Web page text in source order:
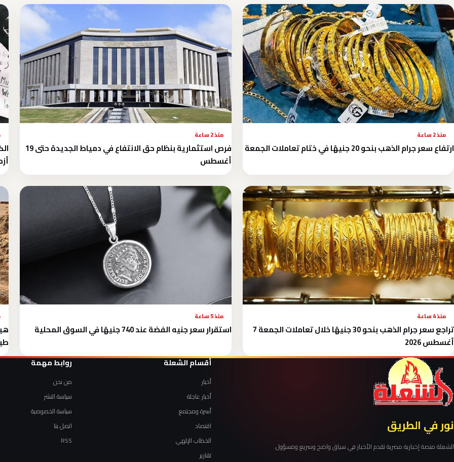
منذ 2 ساعة
ارتفاع سعر جرام الذهب بنحو 20 جنيهًا في ختام تعاملات الجمعة
منذ 2 ساعة
فرص استثمارية بنظام حق الانتفاع في دمياط الجديدة حتى 19
أغسطس
منذ 4 ساعة
تراجع سعر جرام الذهب بنحو 30 جنيهًا خلال تعاملات الجمعة 7
أغسطس 2026
منذ 5 ساعة
استقرار سعر جنيه الفضة عند 740 جنيهًا في السوق المحلية
نور في الطريق
الشعلة منصة إخبارية مصرية تقدم الأخبار في سياق واضح وسريع ومسؤول.
أقسام الشعلة
أخبار
أخبار عاجلة
أسرة ومجتمع
اقتصاد
الخطاب الإلهي
تقارير
روابط مهمة
من نحن
سياسة النشر
سياسة الخصوصية
اتصل بنا
RSS